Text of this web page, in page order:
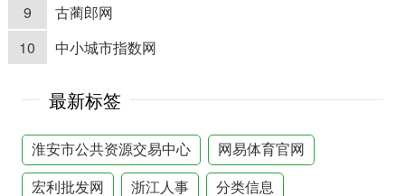
9
古蔺郎网
10
中小城市指数网
最新标签
淮安市公共资源交易中心 网易体育官网
宏利批发网 浙江人事 分类信息